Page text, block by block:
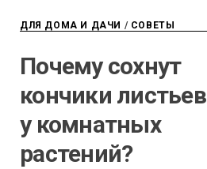
ДЛЯ ДОМА И ДАЧИ / СОВЕТЫ
Почему сохнут
кончики листьев
у комнатных
растений?